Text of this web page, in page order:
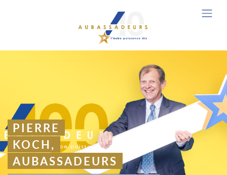
PHILIPPE
ADNOT,
AUBASSADEURS